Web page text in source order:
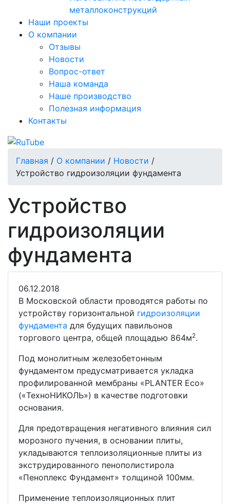
металлоконструкций
Наши проекты
О компании
Отзывы
Новости
Вопрос-ответ
Наша команда
Наше производство
Полезная информация
Контакты
Главная / О компании / Новости /
Устройство гидроизоляции фундамента
Устройство
гидроизоляции
фундамента
06.12.2018
В Московской области проводятся работы по
устройству горизонтальной гидроизоляции
фундамента для будущих павильонов
торгового центра, общей площадью 864м2.
Под монолитным железобетонным
фундаментом предусматривается укладка
профилированной мембраны «PLANTER Eco»
(«ТехноНИКОЛЬ») в качестве подготовки
основания.
Для предотвращения негативного влияния сил
морозного пучения, в основании плиты,
укладываются теплоизоляционные плиты из
экструдированного пенополистирола
«Пеноплекс Фундамент» толщиной 100мм.
Применение теплоизоляционных плит